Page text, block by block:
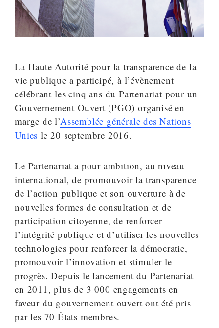
La Haute Autorité pour la transparence de la
vie publique a participé, à l’évènement
célébrant les cinq ans du Partenariat pour un
Gouvernement Ouvert (PGO) organisé en
marge de l’Assemblée générale des Nations
Unies le 20 septembre 2016.
Le Partenariat a pour ambition, au niveau
international, de promouvoir la transparence
de l’action publique et son ouverture à de
nouvelles formes de consultation et de
participation citoyenne, de renforcer
l’intégrité publique et d’utiliser les nouvelles
technologies pour renforcer la démocratie,
promouvoir l’innovation et stimuler le
progrès. Depuis le lancement du Partenariat
en 2011, plus de 3 000 engagements en
faveur du gouvernement ouvert ont été pris
par les 70 États membres.